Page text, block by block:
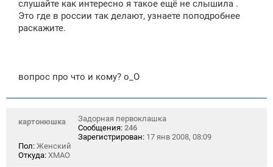
щ
е
н
и
слушайте как интересно я такое ещё не слышила .
Это где в россии так делают, узнаете поподробнее
раскажите.
вопрос про что и кому? о_О
картонюшка
Задорная первоклашка
Сообщения: 246
Зарегистрирован: 17 янв 2008, 08:09
Пол: Женский
Откуда: ХМАО